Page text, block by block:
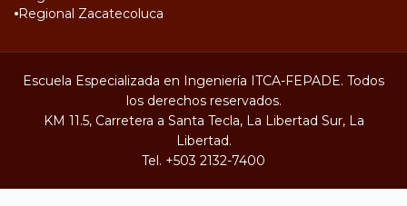
Regional Zacatecoluca
Escuela Especializada en Ingeniería ITCA-FEPADE. Todos
los derechos reservados.
KM 11.5, Carretera a Santa Tecla, La Libertad Sur, La
Libertad.
Tel. +503 2132-7400